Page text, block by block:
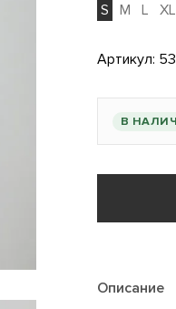
S M L XL
Артикул:
В
Описание